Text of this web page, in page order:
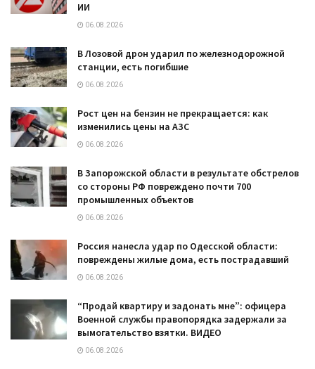
ИИ
06.08.2026
В Лозовой дрон ударил по железнодорожной
станции, есть погибшие
06.08.2026
Рост цен на бензин не прекращается: как
изменились цены на АЗС
06.08.2026
В Запорожской области в результате обстрелов
со стороны РФ повреждено почти 700
промышленных объектов
06.08.2026
Россия нанесла удар по Одесской области:
повреждены жилые дома, есть пострадавший
06.08.2026
“Продай квартиру и задонать мне”: офицера
Военной службы правопорядка задержали за
вымогательство взятки. ВИДЕО
06.08.2026